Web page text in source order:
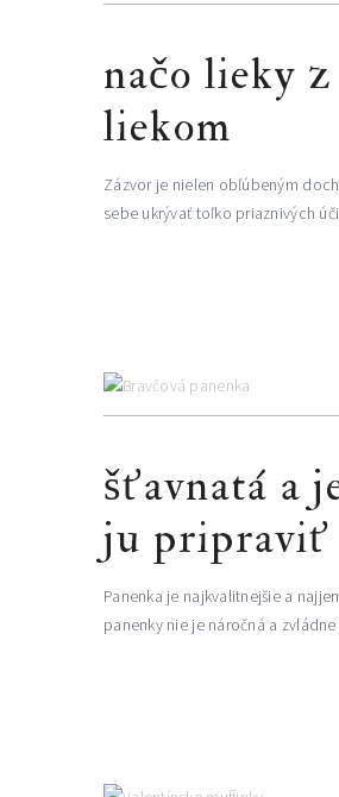
načo lieky
liekom
Zázvor je nielen obľúbeným
sebe ukrývať toľko priaznivých
šťavnatá a
ju pripraviť
Panenka je najkvalitnejšie a
panenky nie je náročná a